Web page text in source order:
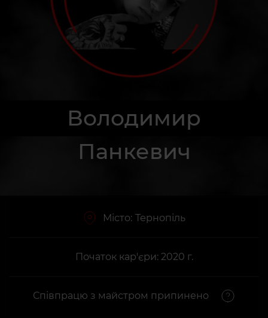
Володимир
Панкевич
Місто: Тернопіль
Початок кар'єри: 2020 г.
Співпрацю з майстром припинено